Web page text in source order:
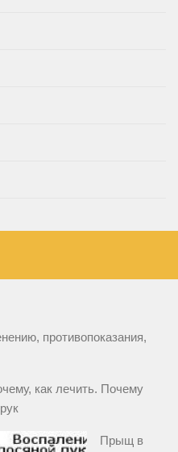
противопоказания,
как лечить. Почему
Прыщ в